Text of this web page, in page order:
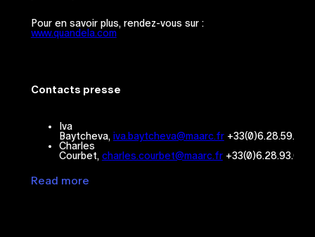
Pour en savoir plus, rendez-vous sur :
www.quandela.com
Contacts presse
Iva
Baytcheva, iva.baytcheva@maarc.fr
Charles
Courbet, charles.courbet@maarc.fr
Read more